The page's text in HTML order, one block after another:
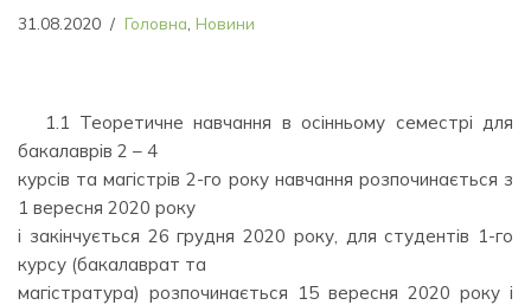
31.08.2020 Головна Новини
1.1 Теоретичне навчання в осінньому семестрі для
бакалаврів 2 – 4
курсів та магістрів 2-го року навчання розпочинається з
1 вересня 2020 року
і закінчується 26 грудня 2020 року, для студентів 1-го
курсу (бакалаврат та
магістратура) розпочинається 15 вересня 2020 року і